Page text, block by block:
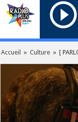
Accueil » Culture » [